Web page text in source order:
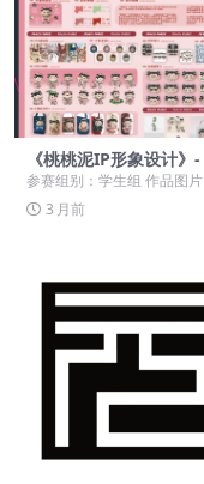
《桃桃泥IP形象设计》-
参赛组别：学生组 作品图片
3 月前